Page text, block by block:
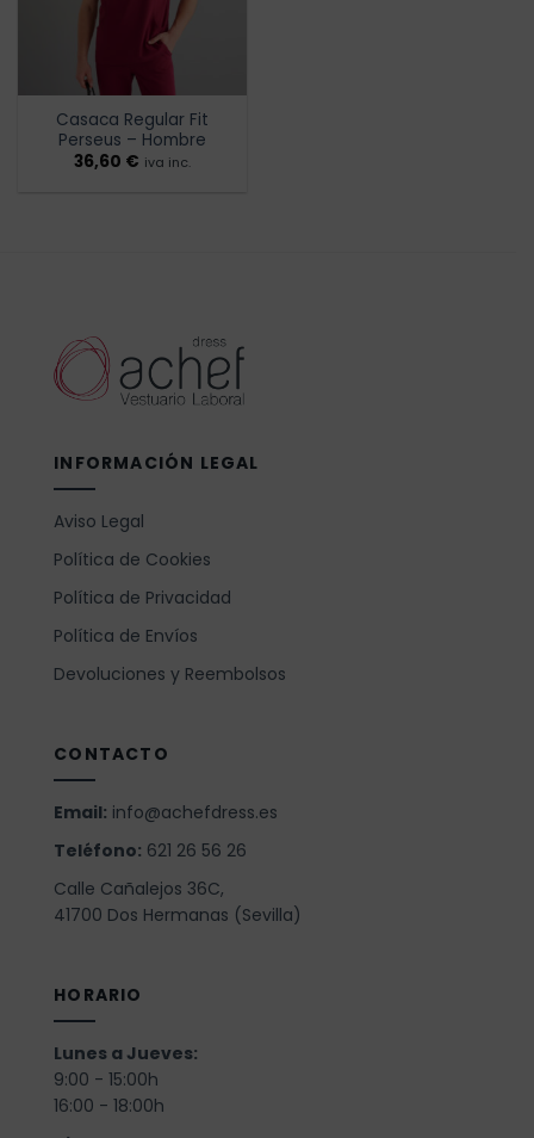
Casaca Regular Fit
Perseus – Hombre
36,60 € iva inc.
INFORMACIÓN LEGAL
Aviso Legal
Política de Cookies
Política de Privacidad
Política de Envíos
Devoluciones y Reembolsos
CONTACTO
Email: info@achefdress.es
Teléfono: 621 26 56 26
Calle Cañalejos 36C,
41700 Dos Hermanas (Sevilla)
HORARIO
Lunes a Jueves:
9:00 - 15:00h
16:00 - 18:00h